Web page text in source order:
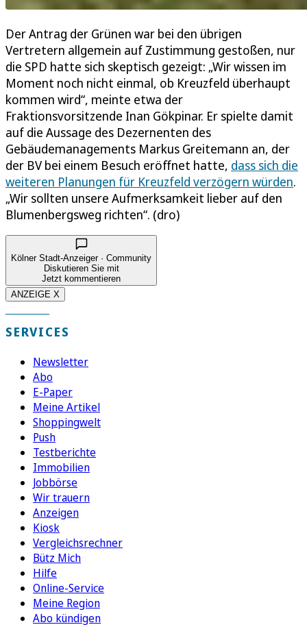
Der Antrag der Grünen war bei den übrigen
Vertretern allgemein auf Zustimmung gestoßen, nur
die SPD hatte sich skeptisch gezeigt: „Wir wissen im
Moment noch nicht einmal, ob Kreuzfeld überhaupt
kommen wird“, meinte etwa der
Fraktionsvorsitzende Inan Gökpinar. Er spielte damit
auf die Aussage des Dezernenten des
Gebäudemanagements Markus Greitemann an, der
der BV bei einem Besuch eröffnet hatte, dass sich die
weiteren Planungen für Kreuzfeld verzögern würden.
„Wir sollten unsere Aufmerksamkeit lieber auf den
Blumenbergsweg richten“. (dro)
Kölner Stadt-Anzeiger · Community
Diskutieren Sie mit
Jetzt kommentieren
ANZEIGE X
SERVICES
Newsletter
Abo
E-Paper
Meine Artikel
Shoppingwelt
Push
Testberichte
Immobilien
Jobbörse
Wir trauern
Anzeigen
Kiosk
Vergleichsrechner
Bütz Mich
Hilfe
Online-Service
Meine Region
Abo kündigen